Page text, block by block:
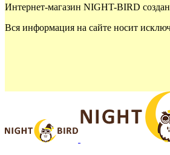
Интернет-магазин NIGHT-BIRD
Вся информация на сайте носит